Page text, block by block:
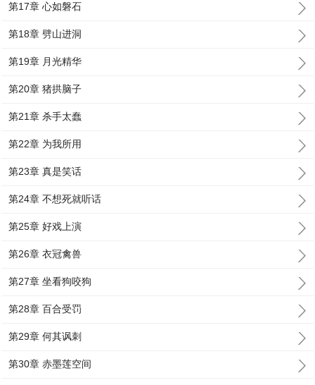
第17章 心如磐石
第18章 劈山进洞
第19章 月光精华
第20章 猪拱脑子
第21章 杀手太蠢
第22章 为我所用
第23章 真是笑话
第24章 不想死就听话
第25章 好戏上演
第26章 衣冠禽兽
第27章 坐看狗咬狗
第28章 百合受罚
第29章 何其讽刺
第30章 赤墨莲空间